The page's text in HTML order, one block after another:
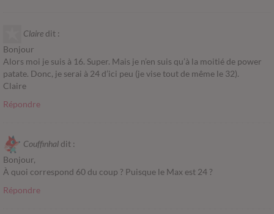
Claire dit :
Bonjour
Alors moi je suis à 16. Super. Mais je n’en suis qu’à la moitié de power
patate. Donc, je serai à 24 d’ici peu (je vise tout de même le 32).
Claire
Répondre
Couffinhal dit :
Bonjour,
À quoi correspond 60 du coup ? Puisque le Max est 24 ?
Répondre